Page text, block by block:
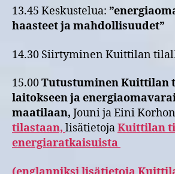
13.45 Keskustelua:
haasteet ja mahdollisuudet”
14.30 Siirtyminen Kuittilan
15.00Tutustuminen Kuittilan
laitokseen ja
maatilaan, Jouni ja Eini
tilastaan, lisätietojaKuittilan
energiaratkaisuista